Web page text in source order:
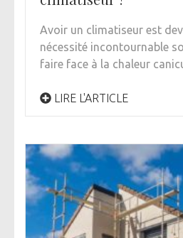
Avoir un climatiseur est
nécessité incontournable
faire face à la chaleur
LIRE L'ARTICLE